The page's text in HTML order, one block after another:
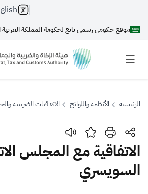
موقع حكومي رسمي تابع لحكومة المملكة العربية
بحث
بحث بحث AI
الرئيسية الأنظمة واللوائح الاتفاقيات الضريبية
الاتفاقية مع المجلس
السويسري